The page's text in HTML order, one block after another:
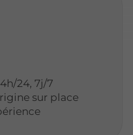
24, 7j/7
sur place